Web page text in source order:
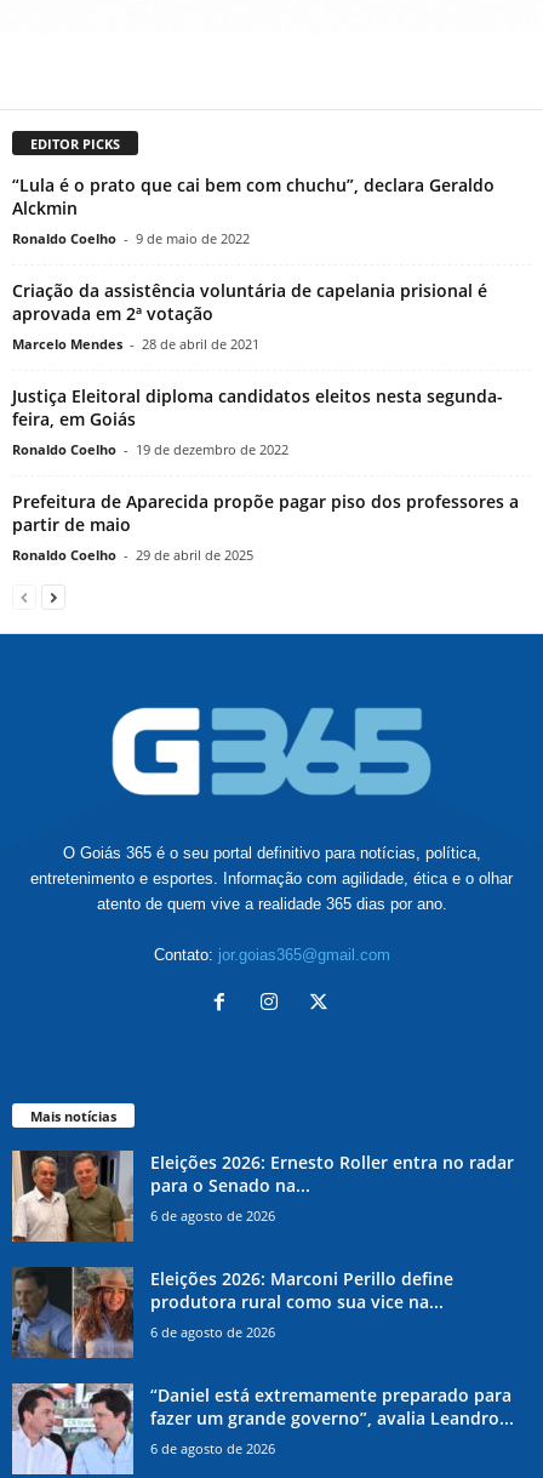
EDITOR PICKS
“Lula é o prato que cai bem com chuchu”, declara Geraldo
Alckmin
Ronaldo Coelho - 9 de maio de 2022
Criação da assistência voluntária de capelania prisional é
aprovada em 2ª votação
Marcelo Mendes - 28 de abril de 2021
Justiça Eleitoral diploma candidatos eleitos nesta segunda-
feira, em Goiás
Ronaldo Coelho - 19 de dezembro de 2022
Prefeitura de Aparecida propõe pagar piso dos professores a
partir de maio
Ronaldo Coelho - 29 de abril de 2025
O Goiás 365 é o seu portal definitivo para notícias, política,
entretenimento e esportes. Informação com agilidade, ética e o olhar
atento de quem vive a realidade 365 dias por ano.
Contato: jor.goias365@gmail.com
Mais notícias
Eleições 2026: Ernesto Roller entra no radar
para o Senado na...
6 de agosto de 2026
Eleições 2026: Marconi Perillo define
produtora rural como sua vice na...
6 de agosto de 2026
“Daniel está extremamente preparado para
fazer um grande governo”, avalia Leandro...
6 de agosto de 2026